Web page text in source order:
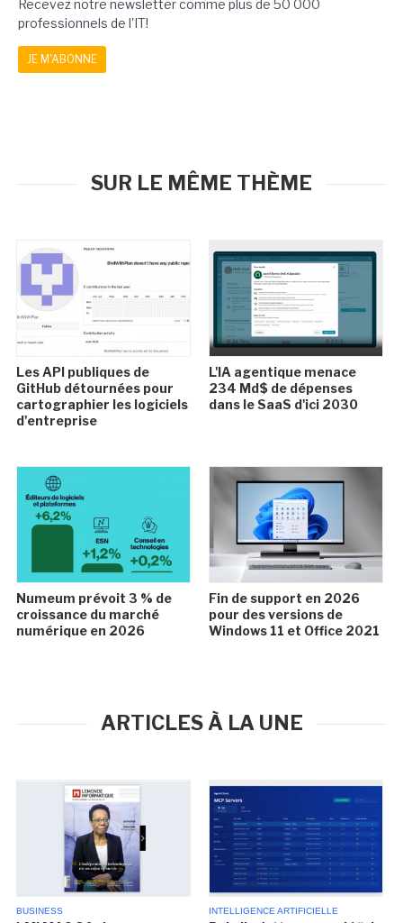
Recevez notre newsletter comme plus de 50 000
professionnels de l'IT!
JE M'ABONNE
SUR LE MÊME THÈME
Les API publiques de
GitHub détournées pour
cartographier les logiciels
d'entreprise
L'IA agentique menace
234 Md$ de dépenses
dans le SaaS d'ici 2030
Numeum prévoit 3 % de
croissance du marché
numérique en 2026
Fin de support en 2026
pour des versions de
Windows 11 et Office 2021
ARTICLES À LA UNE
BUSINESS INTELLIGENCE ARTIFICIELLE